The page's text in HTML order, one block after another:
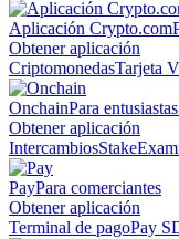
Aplicación Crypto.com
Obtener aplicación
CriptomonedasTarjeta
OnchainPara
Obtener aplicación
IntercambiosStake
PayPara comerciantes
Obtener aplicación
Terminal de pagoPay